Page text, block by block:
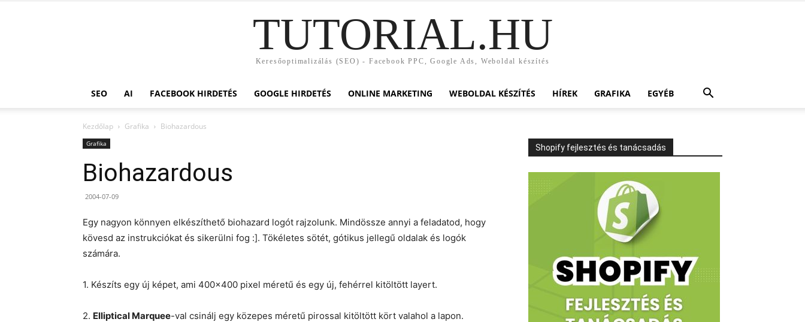
TUTORIAL.HU
Keresőoptimalizálás (SEO) - Facebook PPC, Google Ads, Weboldal készítés
SEO AI FACEBOOK HIRDETÉS GOOGLE HIRDETÉS ONLINE MARKETING WEBOLDAL KÉSZÍTÉS HÍREK GRAFIKA EGYÉB
Kezdőlap Grafika Biohazardous
Grafika
Biohazardous
2004-07-09
Egy nagyon könnyen elkészíthető biohazard logót rajzolunk. Mindössze annyi a feladatod, hogy
kövesd az instrukciókat és sikerülni fog :]. Tökéletes sötét, gótikus jellegű oldalak és logók
számára.
1. Készíts egy új képet, ami 400×400 pixel méretű és egy új, fehérrel kitöltött layert.
2. Elliptical Marquee-val csinálj egy közepes méretű pirossal kitöltött kört valahol a lapon.
Shopify fejlesztés és tanácsadás